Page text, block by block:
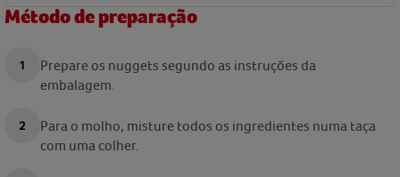
Método de preparação
Prepare os nuggets segundo as instruções da
embalagem.
Para o molho, misture todos os ingredientes numa taça
com uma colher.